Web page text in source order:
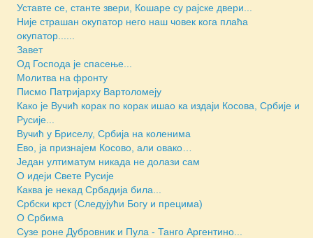
Уставте се, станте звери, Кошаре су рајске двери...
Није страшан окупатор него наш човек кога плаћа
окупатор......
Завет
Од Господа је спасење...
Молитва на фронту
Писмо Патријарху Вартоломеју
Како је Вучић корак по корак ишао ка издаји Косова, Србије и
Русије...
Вучић у Бриселу, Србија на коленима
Ево, ја признајем Косово, али овако…
Један ултиматум никада не долази сам
О идеји Свете Русије
Каква је некад Србадија била...
Србски крст (Следујући Богу и прецима)
О Србима
Сузе роне Дубровник и Пула - Танго Аргентино...